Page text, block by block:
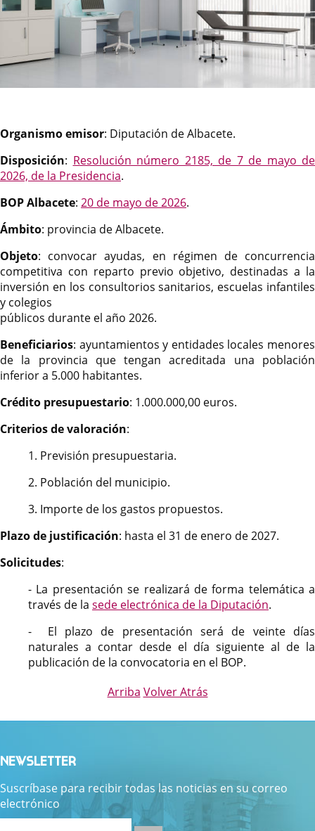
Organismo emisor: Diputación de Albacete.
Disposición: Resolución número 2185, de 7 de mayo de
2026, de la Presidencia.
BOP Albacete: 20 de mayo de 2026.
Ámbito: provincia de Albacete.
Objeto: convocar ayudas, en régimen de concurrencia
competitiva con reparto previo objetivo, destinadas a la
inversión en los consultorios sanitarios, escuelas infantiles
y colegios
públicos durante el año 2026.
Beneficiarios: ayuntamientos y entidades locales menores
de la provincia que tengan acreditada una población
inferior a 5.000 habitantes.
Crédito presupuestario: 1.000.000,00 euros.
Criterios de valoración:
1. Previsión presupuestaria.
2. Población del municipio.
3. Importe de los gastos propuestos.
Plazo de justificación: hasta el 31 de enero de 2027.
Solicitudes:
- La presentación se realizará de forma telemática a
través de la sede electrónica de la Diputación.
- El plazo de presentación será de veinte días
naturales a contar desde el día siguiente al de la
publicación de la convocatoria en el BOP.
Arriba Volver Atrás
NEWSLETTER
Suscríbase para recibir todas las noticias en su correo
electrónico